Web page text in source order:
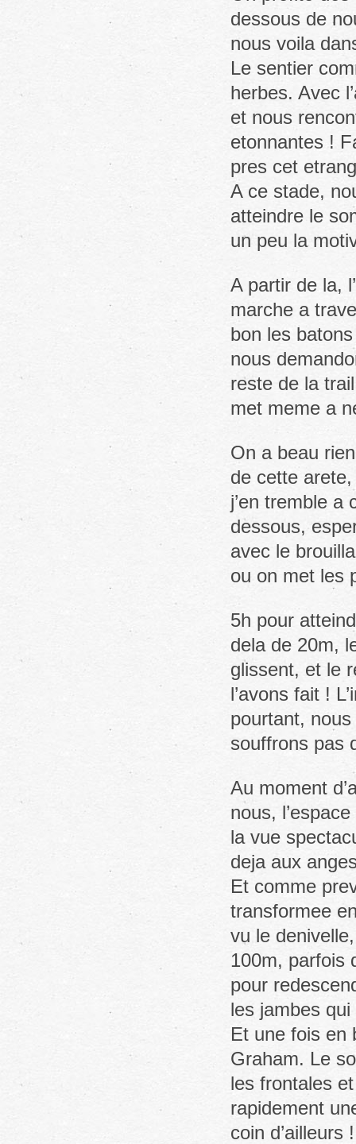
dessous de
nous voila
Le sentier
herbes. Avec
et nous
etonnantes !
pres cet
A ce stade,
atteindre le
un peu la
A partir de la,
marche a
bon les
nous
reste de la
met meme a
On a beau
de cette
j’en tremble a
dessous,
avec le
ou on met les
5h pour
dela de 20m,
glissent, et le
l’avons fait !
pourtant,
souffrons pas
Au moment
nous,
la vue
deja aux
Et comme
transformee
vu le
100m, parfois
pour
les jambes
Et une fois en
Graham. Le
les frontales
rapidement
coin